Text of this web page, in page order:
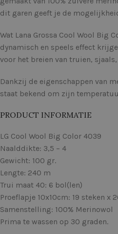
dit garen geeft je de
Wat Lana Grossa Cool Wool
dynamisch en speels effect
voor het breien van truien,
Dankzij de eigenschappen van
staat bekend om zijn
PRODUCT INFORMATIE
LG Cool Wool Big Color 4039
Naalddikte: 3,5 – 4
Gewicht: 100 gr.
Lengte: 240 m
Trui maat 40: 6 bol(len)
Proeflapje 10x10cm: 19 steken x
Samenstelling: 100% Merinowol
Prima te wassen op 30 graden.